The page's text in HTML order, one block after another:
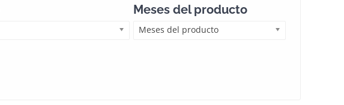
Meses del producto
Meses del producto